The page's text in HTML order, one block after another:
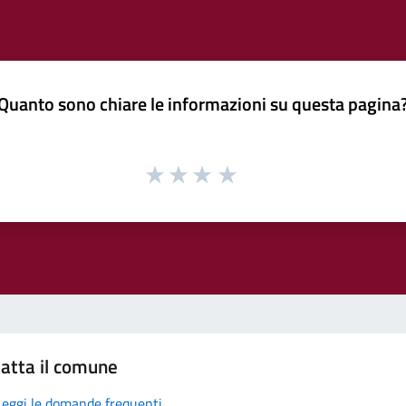
sono chiare le informazioni su questa
il comune